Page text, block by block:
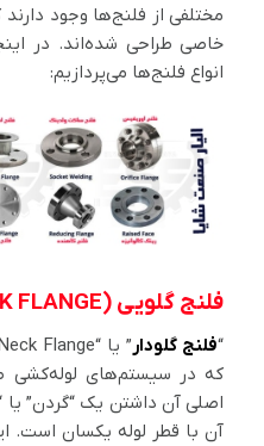
مختلفی از فلنج‌ها وجود
خاصی طراحی شده‌اند. در
انواع فلنج‌ها می‌پردازیم:
فلنج گلویی (WELDING NECK FLANGE)
“فلنج گلودار ” یا “Weld Neck Flange” یکی از
که در سیستم‌های لوله‌کشی
اصلی آن داشتن یک “گردن”
آن با قطر لوله یکسان است.